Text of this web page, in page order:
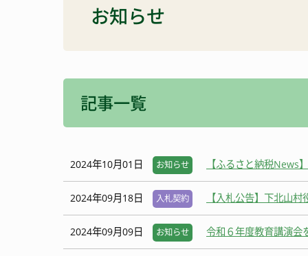
総合戦略
リンク集
子育て・教育
キャンプ
お知らせ
記事一覧
2024年10月01日 お知らせ 【ふるさと納税News
2024年09月18日 入札契約 【入札公告】下北山
2024年09月09日 お知らせ 令和６年度教育講演会